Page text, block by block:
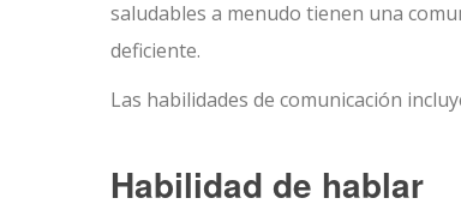
saludables a menudo tienen una
deficiente.
Las habilidades de comunicación
Habilidad de hablar